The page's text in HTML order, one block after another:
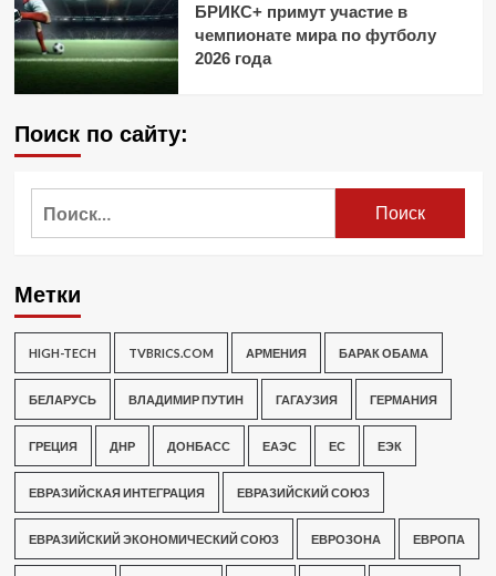
БРИКС+ примут участие в
чемпионате мира по футболу
2026 года
Поиск по сайту:
Метки
HIGH-TECH TVBRICS.COM АРМЕНИЯ БАРАК ОБАМА
БЕЛАРУСЬ ВЛАДИМИР ПУТИН ГАГАУЗИЯ ГЕРМАНИЯ
ГРЕЦИЯ ДНР ДОНБАСС ЕАЭС ЕС ЕЭК
ЕВРАЗИЙСКАЯ ИНТЕГРАЦИЯ ЕВРАЗИЙСКИЙ СОЮЗ
ЕВРАЗИЙСКИЙ ЭКОНОМИЧЕСКИЙ СОЮЗ ЕВРОЗОНА ЕВРОПА